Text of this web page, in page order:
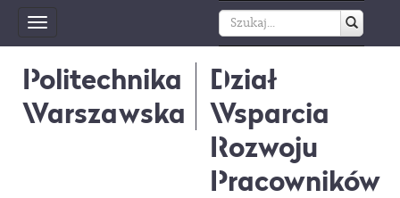
Toggle
navigation
Politechnika
Warszawska
Dział
Wsparcia
Rozwoju
Pracowników